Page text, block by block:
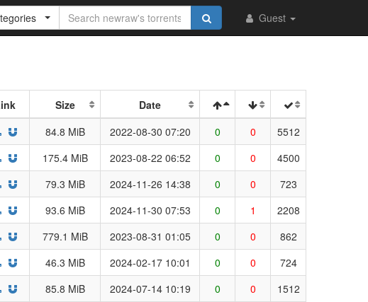
Guest
Size
Date
84.8 MiB 2022-08-30 07:20 0 0
5512
175.4 MiB 2023-08-22 06:52 0 0
4500
79.3 MiB 2024-11-26 14:38 0 0
723
93.6 MiB 2024-11-30 07:53 0 1
2208
779.1 MiB 2023-08-31 01:05 0 0
862
46.3 MiB 2024-02-17 10:01 0 0
724
85.8 MiB 2024-07-14 10:19 0 0
1512